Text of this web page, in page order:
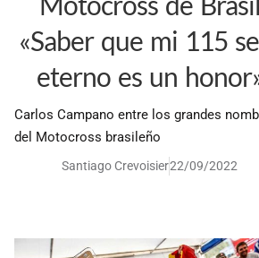
«Saber que mi 115
eterno es un
Carlos Campano entre los grandes
del Motocross brasileño
Santiago Crevoisier22/09/2022